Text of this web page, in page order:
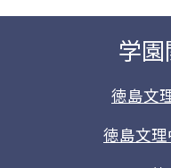
学
徳島文
徳島文